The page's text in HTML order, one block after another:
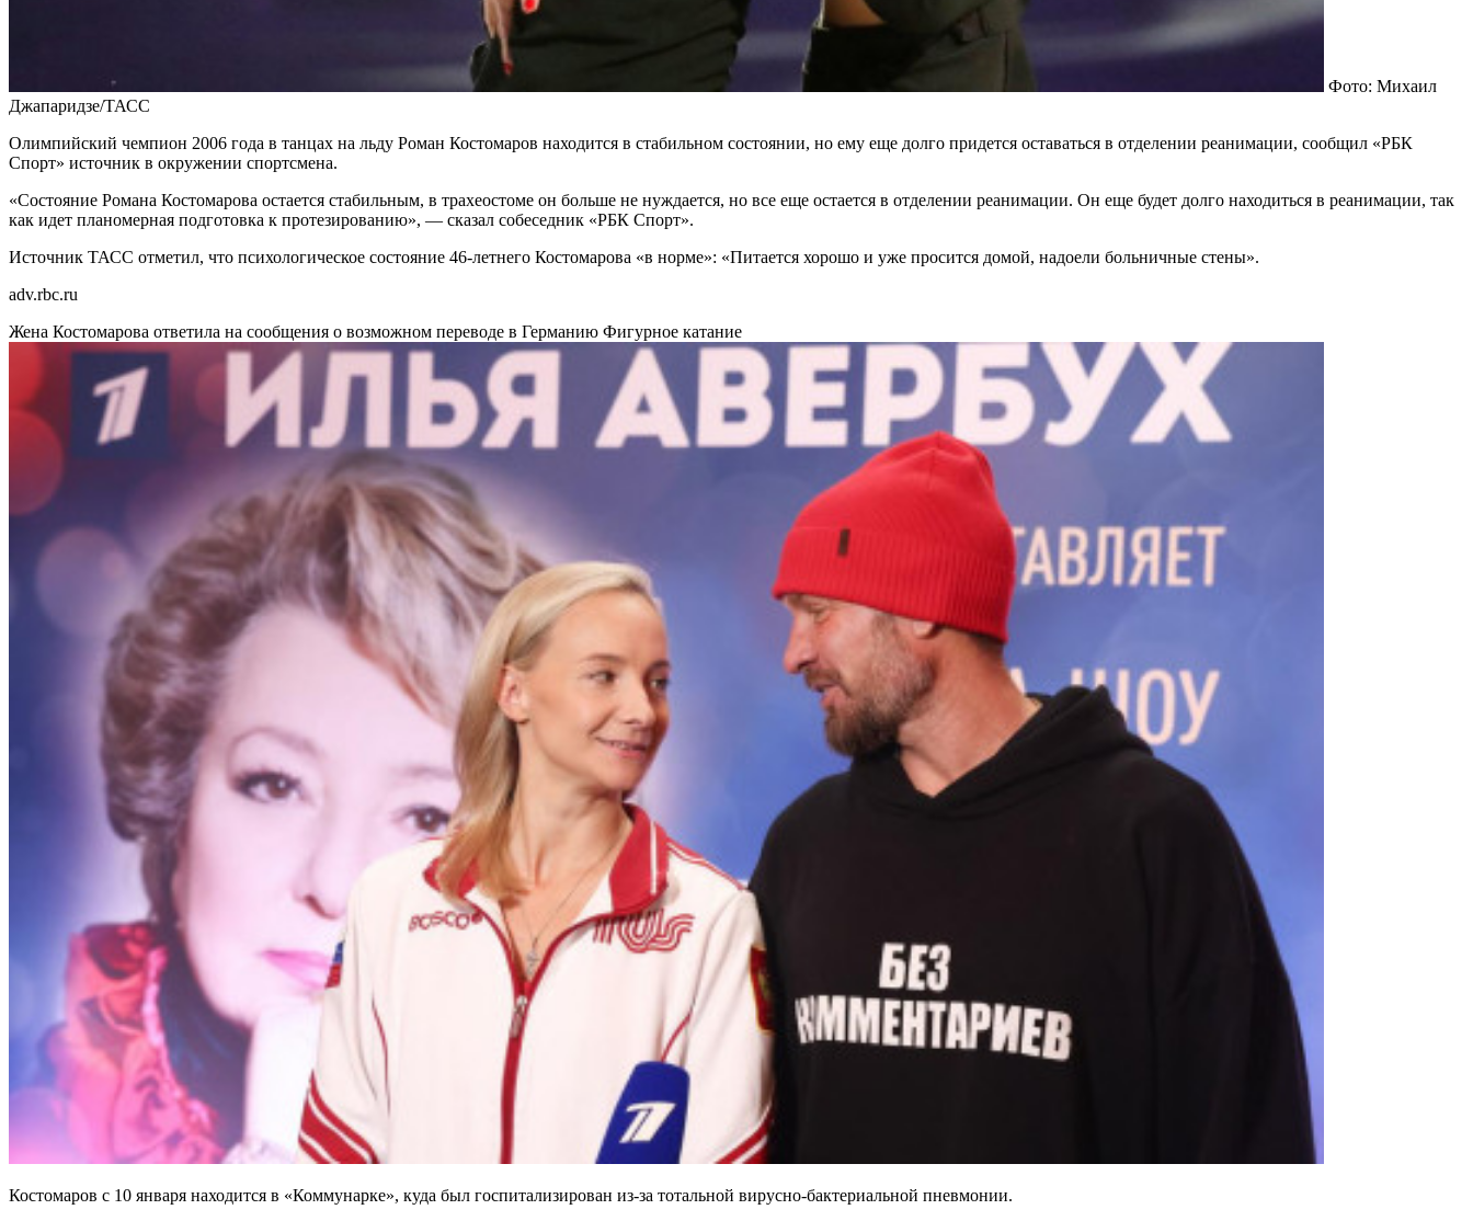
Фото: Михаил
Джапаридзе/ТАСС
Олимпийский чемпион 2006 года в танцах на льду Роман Костомаров находится в стабильном состоянии, но ему еще долго придется оставаться в отделении реанимации, сообщил «РБК
Спорт» источник в окружении спортсмена.
«Состояние Романа Костомарова остается стабильным, в трахеостоме он больше не нуждается, но все еще остается в отделении реанимации. Он еще будет долго находиться в реанимации, так
как идет планомерная подготовка к протезированию», — сказал собеседник «РБК Спорт».
Источник ТАСС отметил, что психологическое состояние 46-летнего Костомарова «в норме»: «Питается хорошо и уже просится домой, надоели больничные стены».
adv.rbc.ru
Жена Костомарова ответила на сообщения о возможном переводе в Германию Фигурное катание
Костомаров с 10 января находится в «Коммунарке», куда был госпитализирован из-за тотальной вирусно-бактериальной пневмонии.